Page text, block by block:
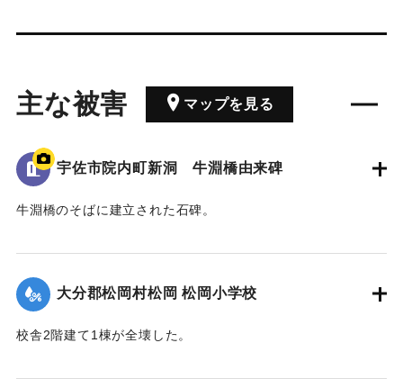
主な被害 マップを見る
宇佐市院内町新洞 牛淵橋由来碑
牛淵橋のそばに建立された石碑。
側にある沖地区と北山地区の交通が寸断された。
その後、新たな橋が架けられたことを記念し、通行人に伝え
るためにこの位置に石碑が建立された。
り、ルース台風後に架けられた橋がそのまま使われている。
大分郡松岡村松岡 松岡小学校
校舎2階建て1棟が全壊した。